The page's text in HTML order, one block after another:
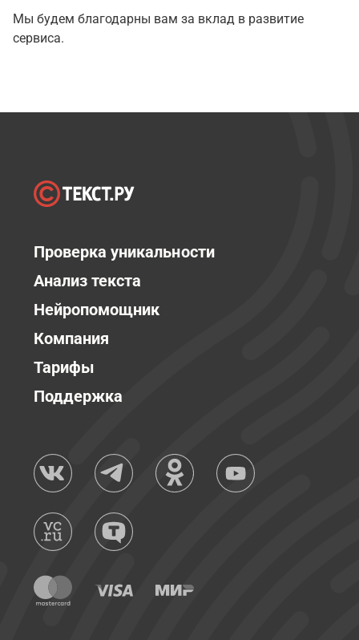
Мы будем благодарны вам за вклад в развитие
сервиса.
Проверка уникальности
Анализ текста
Нейропомощник
Компания
Тарифы
Поддержка